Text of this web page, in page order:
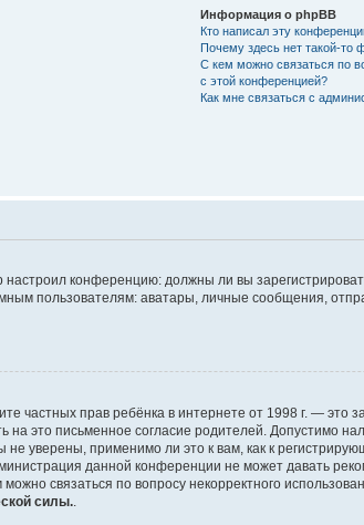
Информация о phpBB
Кто написал эту
Почему здесь нет такой-то
С кем можно связаться по
с этой конференцией?
Как мне связаться с
настроил конференцию: должны ли вы
пользователям: аватары, личные сообщения,
частных прав ребёнка в интернете от 1998 г. —
это письменное согласие родителей. Допустимо
уверены, применимо ли это к вам, как к
данной конференции не может давать
связаться по вопросу некорректного
силы..